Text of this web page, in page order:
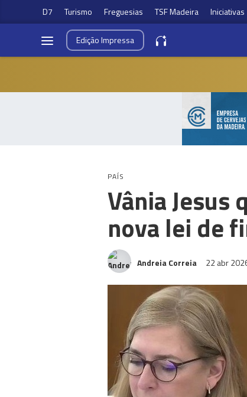
D7 Turismo Freguesias TSF Madeira Iniciativas
EdiçãoImpressa
PAÍS
Vânia
nova lei de
Andreia Correia 22 abr